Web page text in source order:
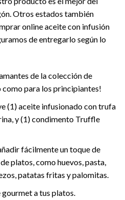
Otros estados también
online aceite con infusión
de entregarlo según lo
de la colección de
para los principiantes!
(1) aceite infusionado con trufa
y (1) condimento Truffle
fácilmente un toque de
platos, como huevos, pasta,
patatas fritas y palomitas.
a tus platos.